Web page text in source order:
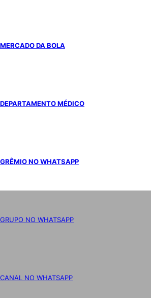
MERCADO DA BOLA
DEPARTAMENTO MÉDICO
GRÊMIO NO WHATSAPP
GRUPO NO WHATSAPP
CANAL NO WHATSAPP